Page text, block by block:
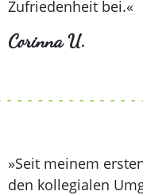
Zufriedenheit bei.«
Corinna U.
»Seit meinem
den kollegialen